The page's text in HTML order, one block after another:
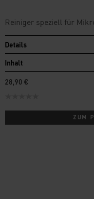
Reiniger speziell für
Details
Inhalt
28,90 €
ZUM